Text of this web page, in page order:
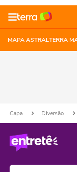
MAPA ASTRALTERRA
Capa Diversão